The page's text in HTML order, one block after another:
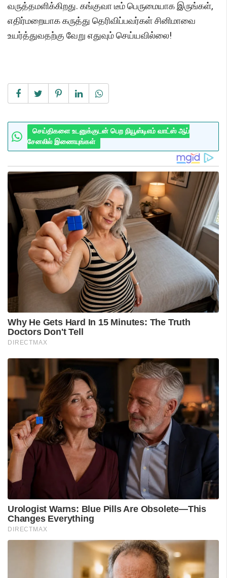
வருத்தமளிக்கிறது. கங்குவா டீம் பெருமையாக இருங்கள்,
எதிர்மறையாக கருத்து தெரிவிப்பவர்கள் சினிமாவை
உயர்த்துவதற்கு வேறு எதுவும் செய்யவில்லை!
செய்திகளை உடனுக்குடன் பெற நியூஸ்டிஎம் வாட்ஸ் ஆப்
சேனலில் இணையுங்கள்